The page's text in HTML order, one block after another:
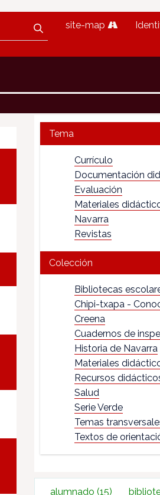
site-map
Tema
Currículo
Documentación
Evaluación
Materiales
Navarra
Revistas
Colección
Bibliotecas
Chipi-txapa -
Creena
Cuadernos de
Historia de Navarra
Materiales
Recursos
Salud
Serie Verde
Temas
Textos de
alumnado(15)